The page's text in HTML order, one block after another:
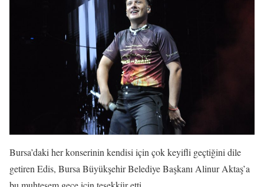
Bursa’daki her konserinin kendisi için çok keyifli geçtiğini dile
getiren Edis, Bursa Büyükşehir Belediye Başkanı Alinur Aktaş’a